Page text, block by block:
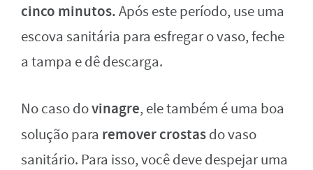
cinco minutos.Após este período, use uma
escova sanitária para esfregar o vaso, feche
a tampa e dê descarga.
No caso dovinagre, ele também é uma boa
solução para remover crostasdo vaso
sanitário. Para isso, você deve despejar uma